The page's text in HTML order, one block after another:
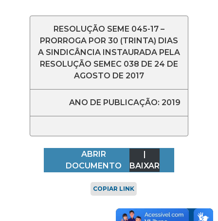
RESOLUÇÃO SEME 045-17 –
PRORROGA POR 30 (TRINTA) DIAS
A SINDICÂNCIA INSTAURADA PELA
RESOLUÇÃO SEMEC 038 DE 24 DE
AGOSTO DE 2017
ANO DE PUBLICAÇÃO: 2019
ABRIR
DOCUMENTO
|
BAIXAR
COPIAR LINK